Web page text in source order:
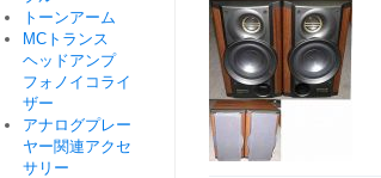
トーンアーム
MCトランス
ヘッドアンプ
フォノイコライ
ザー
アナログプレー
ヤー関連アクセ
サリー